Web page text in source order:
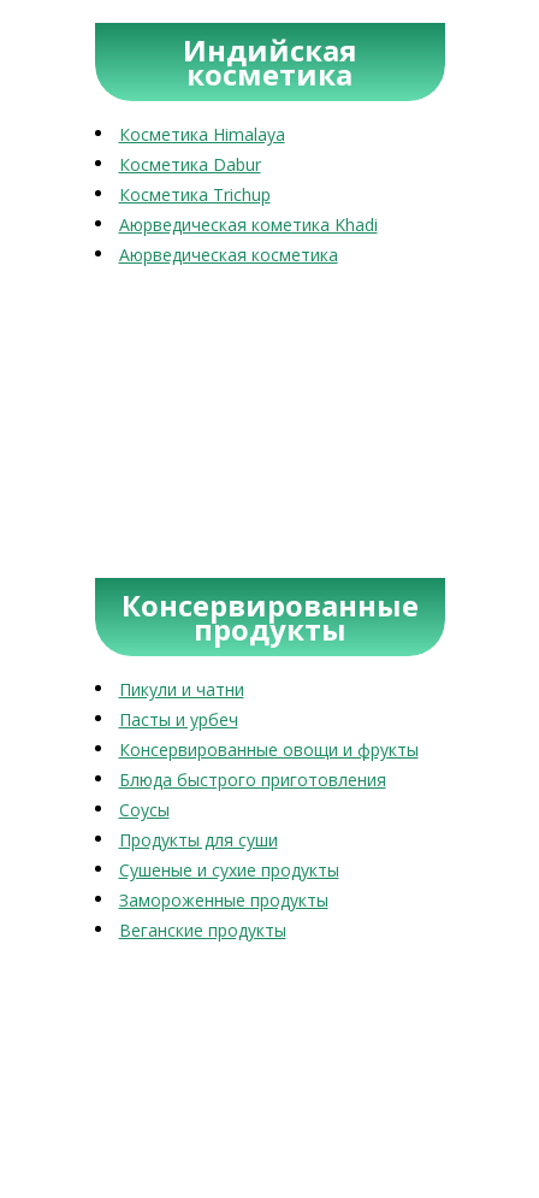
Индийская
косметика
Косметика Himalaya
Косметика Dabur
Косметика Trichup
Аюрведическая кометика Khadi
Аюрведическая косметика
Консервированные
продукты
Пикули и чатни
Пасты и урбеч
Консервированные овощи и фрукты
Блюда быстрого приготовления
Соусы
Продукты для суши
Сушеные и сухие продукты
Замороженные продукты
Веганские продукты